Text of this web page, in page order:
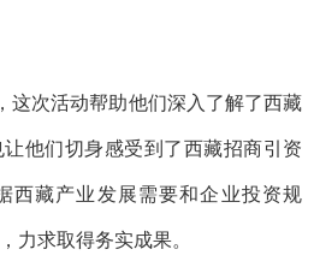
这次活动帮助他们深入了解了西藏
他们切身感受到了西藏招商引资
西藏产业发展需要和企业投资规
力求取得务实成果。